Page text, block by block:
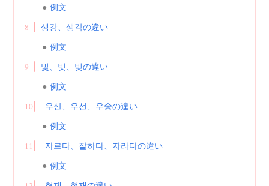
例文
8
생강、생각の違い
例文
9
빛、빗、빚の違い
例文
10
우산、우선、우송の違い
例文
11
자르다、잘하다、자라다の違い
例文